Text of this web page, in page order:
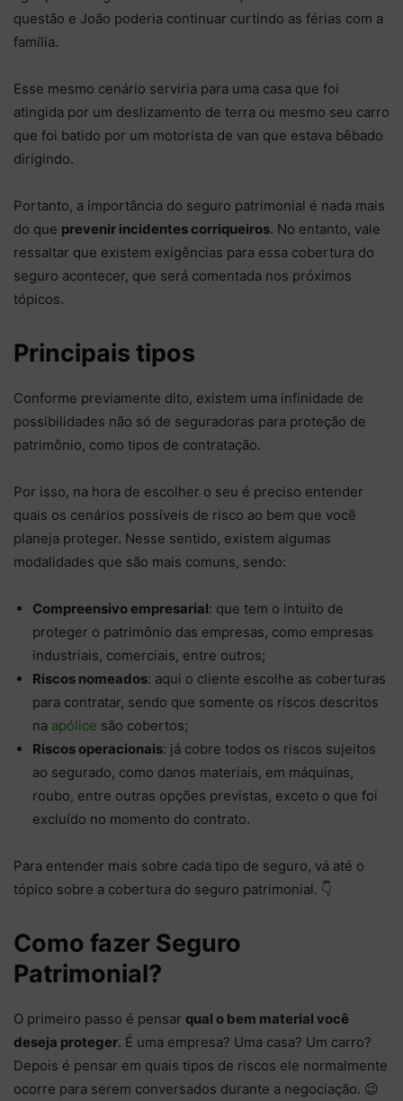
questão e João poderia continuar curtindo as férias com a
família.
Esse mesmo cenário serviria para uma casa que foi
atingida por um deslizamento de terra ou mesmo seu carro
que foi batido por um motorista de van que estava bêbado
dirigindo.
Portanto, a importância do seguro patrimonial é nada mais
do que prevenir incidentes corriqueiros. No entanto, vale
ressaltar que existem exigências para essa cobertura do
seguro acontecer, que será comentada nos próximos
tópicos.
Principais tipos
Conforme previamente dito, existem uma infinidade de
possibilidades não só de seguradoras para proteção de
patrimônio, como tipos de contratação.
Por isso, na hora de escolher o seu é preciso entender
quais os cenários possíveis de risco ao bem que você
planeja proteger. Nesse sentido, existem algumas
modalidades que são mais comuns, sendo:
Compreensivo empresarial: que tem o intuito de
proteger o patrimônio das empresas, como empresas
industriais, comerciais, entre outros;
Riscos nomeados: aqui o cliente escolhe as coberturas
para contratar, sendo que somente os riscos descritos
na apólice são cobertos;
Riscos operacionais: já cobre todos os riscos sujeitos
ao segurado, como danos materiais, em máquinas,
roubo, entre outras opções previstas, exceto o que foi
excluído no momento do contrato.
Para entender mais sobre cada tipo de seguro, vá até o
tópico sobre a cobertura do seguro patrimonial. 👇
Como fazer Seguro
Patrimonial?
O primeiro passo é pensar qual o bem material você
deseja proteger. É uma empresa? Uma casa? Um carro?
Depois é pensar em quais tipos de riscos ele normalmente
ocorre para serem conversados durante a negociação. 😉